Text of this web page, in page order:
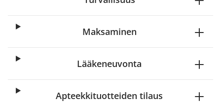
Maksaminen
Lääkeneuvonta
Apteekkituotteiden tilaus